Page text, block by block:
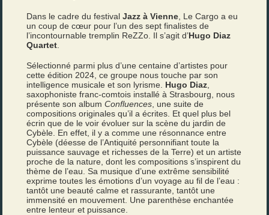
Dans le cadre du festivalJazz à Vienne , Le Cargo a eu
un coup de cœur pour l’un des sept finalistes de
l’incontournable tremplin ReZZo. Il s’agit d’Hugo Diaz
Quartet
Sélectionné parmi plus d’une centaine d’artistes pour
cette édition 2024, ce groupe nous touche par son
intelligence musicale et son lyrisme. Hugo Diaz
saxophoniste franc-comtois installé à Strasbourg, nous
présente son albumConfluences , une suite de
compositions originales qu’il a écrites. Et quel plus bel
écrin que de le voir évoluer sur la scène du jardin de
Cybèle. En effet, il y a comme une résonnance entre
Cybèle (déesse de l’Antiquité personnifiant toute la
puissance sauvage et richesses de la Terre) et un artiste
proche de la nature, dont les compositions s’inspirent du
thème de l’eau. Sa musique d’une extrême sensibilité
exprime toutes les émotions d’un voyage au fil de l’eau :
tantôt une beauté calme et rassurante, tantôt une
immensité en mouvement. Une parenthèse enchantée
entre lenteur et puissance.